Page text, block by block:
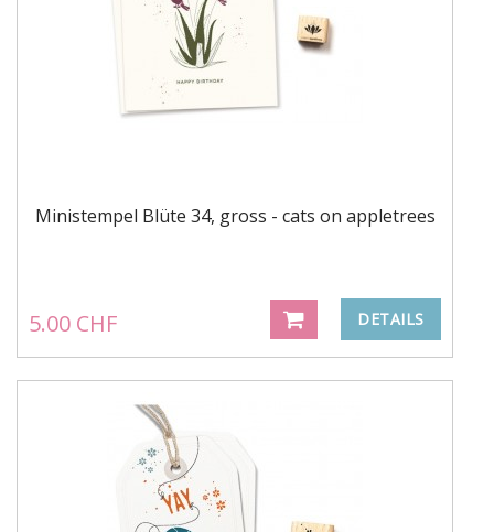
Ministempel Blüte 34, gross - cats on appletrees
5.00 CHF DETAILS